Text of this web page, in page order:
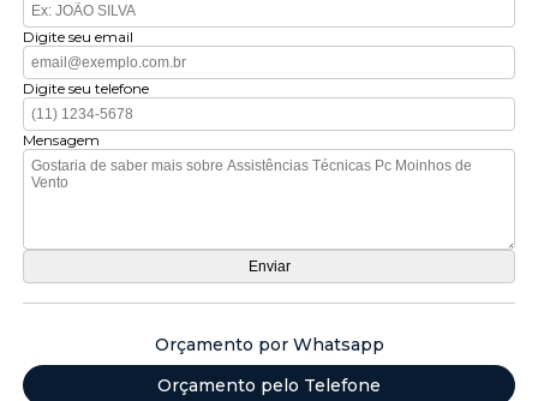
Digite seu email
Digite seu telefone
Mensagem
Orçamento por Whatsapp
Orçamento pelo Telefone